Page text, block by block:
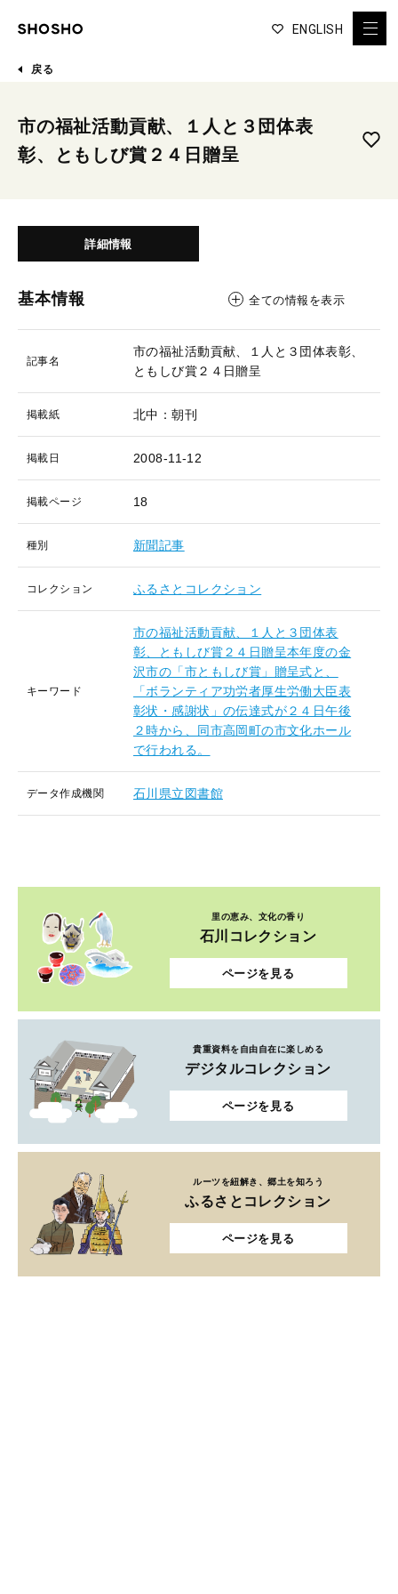
ENGLISH
戻る
市の福祉活動貢献、１人と３団体表
彰、ともしび賞２４日贈呈
詳細情報
基本情報 全ての情報を表示
記事名
市の福祉活動貢献、１人と３団体表彰、
ともしび賞２４日贈呈
掲載紙 北中：朝刊
掲載日 2008-11-12
掲載ページ 18
種別 新聞記事
コレクション ふるさとコレクション
キーワード
市の福祉活動貢献、１人と３団体表
彰、ともしび賞２４日贈呈本年度の金
沢市の「市ともしび賞」贈呈式と、
「ボランティア功労者厚生労働大臣表
彰状・感謝状」の伝達式が２４日午後
２時から、同市高岡町の市文化ホール
で行われる。
データ作成機関 石川県立図書館
里の恵み、文化の香り
石川コレクション
ページを見る
貴重資料を自由自在に楽しめる
デジタルコレクション
ページを見る
ルーツを紐解き、郷土を知ろう
ふるさとコレクション
ページを見る